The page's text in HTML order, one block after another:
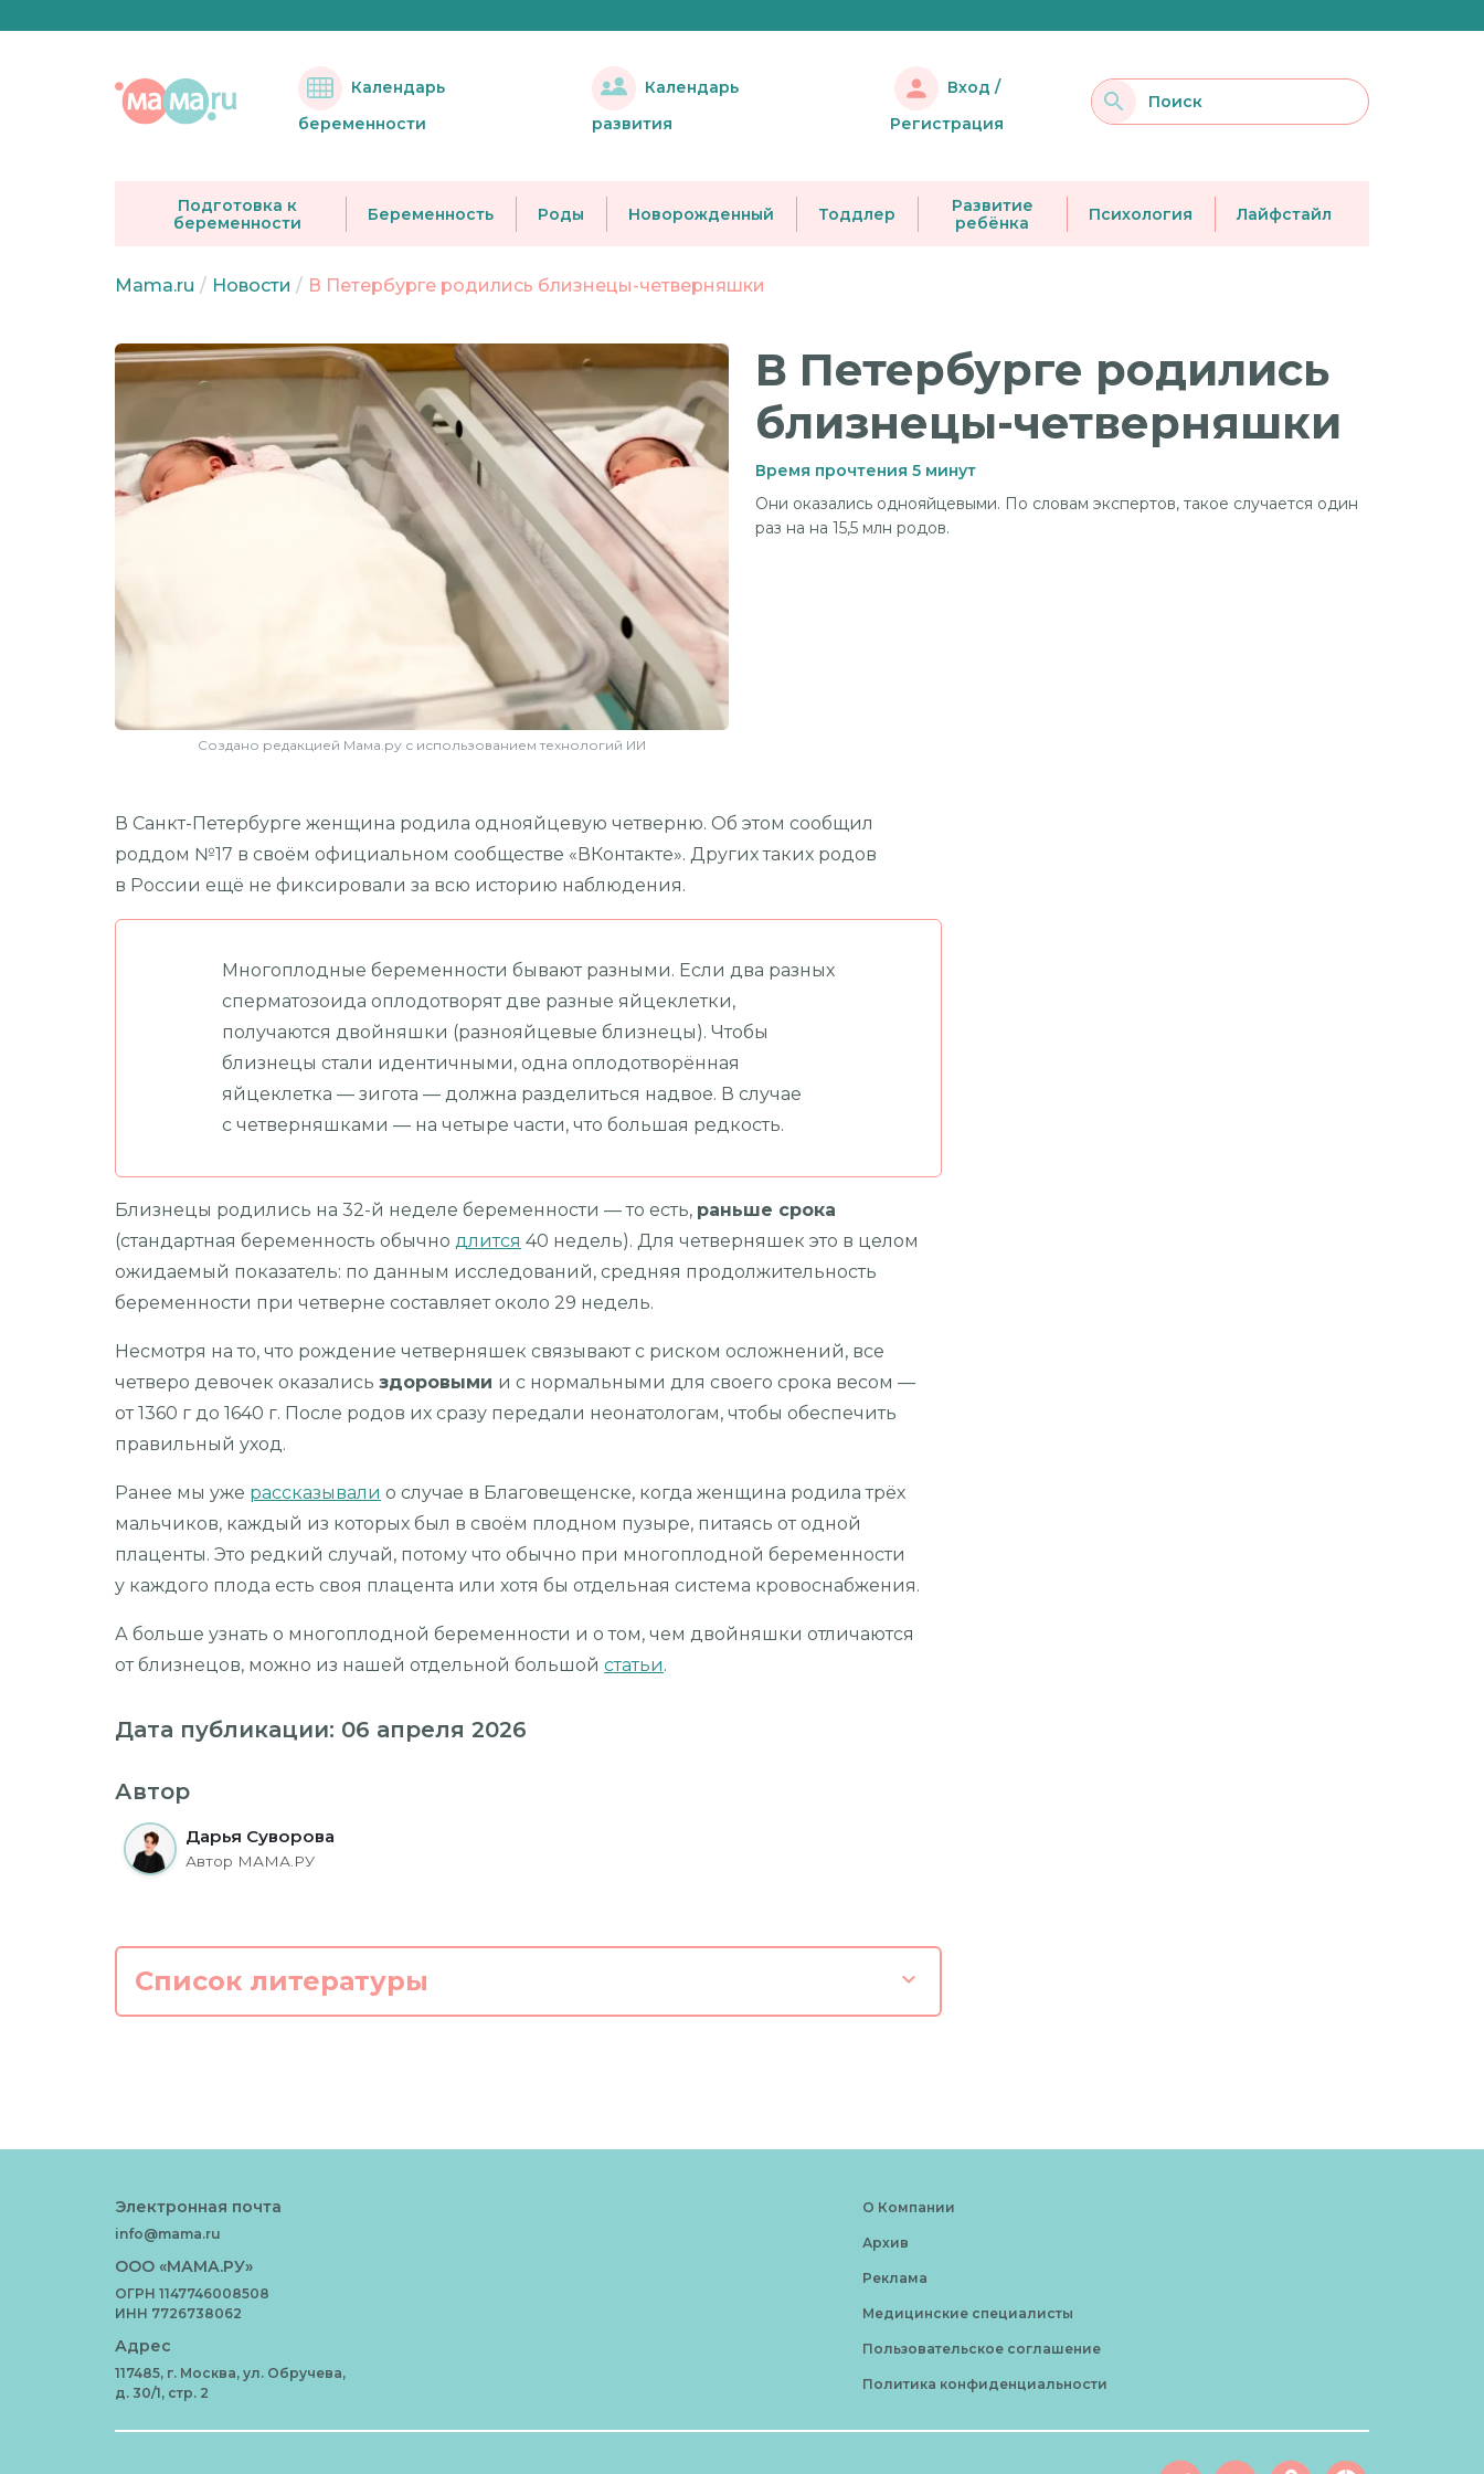
Календарь
беременности
Календарь
развития
Вход /
Регистрация
Подготовка к
беременности
Беременность Роды Новорожденный Тоддлер
Развитие
ребёнка
Психология Лайфстайл
Mama.ru / Новости / В Петербурге родились близнецы-четверняшки
Создано редакцией Мама.ру с использованием технологий ИИ
В Петербурге родились
близнецы-четверняшки
Время прочтения 5 минут
Они оказались однояйцевыми. По словам экспертов, такое случается один
раз на на 15,5 млн родов.
В Санкт-Петербурге женщина родила однояйцевую четверню. Об этом сообщил
роддом №17 в своём официальном сообществе «ВКонтакте». Других таких родов
в России ещё не фиксировали за всю историю наблюдения.
Многоплодные беременности бывают разными. Если два разных
сперматозоида оплодотворят две разные яйцеклетки,
получаются двойняшки (разнояйцевые близнецы). Чтобы
близнецы стали идентичными, одна оплодотворённая
яйцеклетка — зигота — должна разделиться надвое. В случае
с четверняшками — на четыре части, что большая редкость.
Близнецы родились на 32-й неделе беременности — то есть, раньше срока
(стандартная беременность обычно длится 40 недель). Для четверняшек это в целом
ожидаемый показатель: по данным исследований, средняя продолжительность
беременности при четверне составляет около 29 недель.
Несмотря на то, что рождение четверняшек связывают с риском осложнений, все
четверо девочек оказались здоровыми и с нормальными для своего срока весом —
от 1360 г до 1640 г. После родов их сразу передали неонатологам, чтобы обеспечить
правильный уход.
Ранее мы уже рассказывали о случае в Благовещенске, когда женщина родила трёх
мальчиков, каждый из которых был в своём плодном пузыре, питаясь от одной
плаценты. Это редкий случай, потому что обычно при многоплодной беременности
у каждого плода есть своя плацента или хотя бы отдельная система кровоснабжения.
А больше узнать о многоплодной беременности и о том, чем двойняшки отличаются
от близнецов, можно из нашей отдельной большой статьи.
Дата публикации: 06 апреля 2026
Автор
Дарья Суворова
Автор МАМА.РУ
Список литературы
Электронная почта
info@mama.ru
ООО «МАМА.РУ»
ОГРН 1147746008508
ИНН 7726738062
Адрес
117485, г. Москва, ул. Обручева,
д. 30/1, стр. 2
О Компании
Архив
Реклама
Медицинские специалисты
Пользовательское соглашение
Политика конфиденциальности